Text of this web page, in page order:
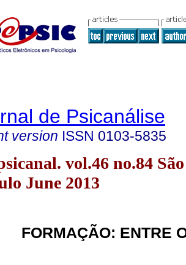
de Psicanálise
version ISSN 0103-5835
vol.46 no.84 São
June 2013
FORMAÇÃO: ENTRE